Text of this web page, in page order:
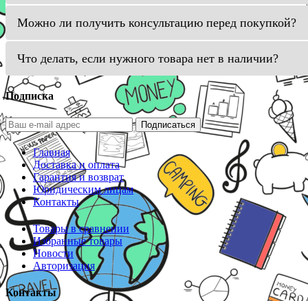
Можно ли получить консультацию перед покупкой?
Что делать, если нужного товара нет в наличии?
Подписка
Подписаться
Главная
Доставка и оплата
Гарантия и возврат
Юридическим лицам
Контакты
Товары в сравнении
Избранные товары
Новости
Авторизация
Контакты